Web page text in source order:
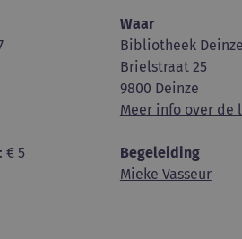
€ 5
Waar
Bibliotheek Deinze
Brielstraat 25
9800 Deinze
Meer info over de
Begeleiding
Mieke Vasseur